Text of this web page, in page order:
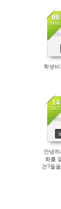
08
MAR
학생
14
DEC
안녕
화를
건?들